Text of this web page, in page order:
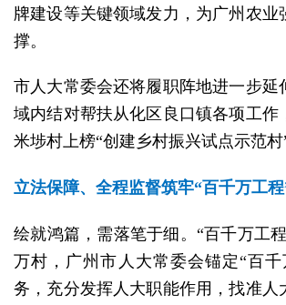
牌建设等关键领域发力，为广州农业
撑。
市人大常委会还将履职阵地进一步延
域内结对帮扶从化区良口镇各项工作
米埗村上榜“创建乡村振兴试点示范村”
立法保障、全程监督筑牢“百千万工
绘就鸿篇，需落笔于细。“百千万工
万村，广州市人大常委会锚定“百
务，充分发挥人大职能作用，找准人